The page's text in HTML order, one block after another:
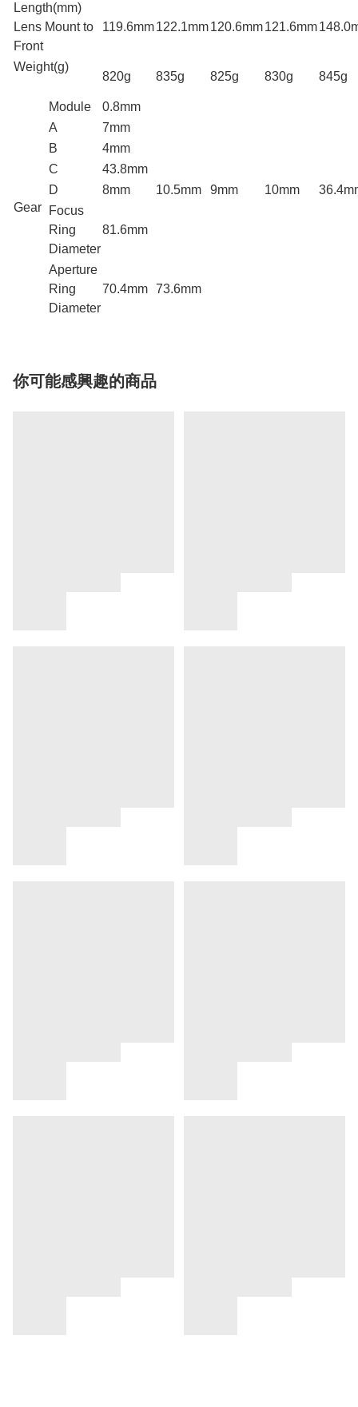
Length(mm)
Lens Mount to
Front
119.6mm122.1mm120.6mm121.6mm
Weight(g)
820g 835g 825g 830g 845g
Gear
Module
0.8mm
A
7mm
B
4mm
C
43.8mm
D
8mm 10.5mm 9mm 10mm
Focus
Ring
Diameter
81.6mm
Aperture
Ring
Diameter
70.4mm 73.6mm
你可能感興趣的商品